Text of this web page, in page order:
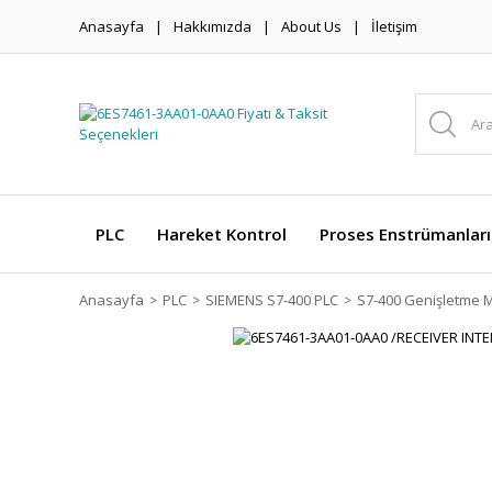
Anasayfa Hakkımızda About Us İletişim
PLC Hareket Kontrol Proses Enstrümanları
Anasayfa PLC SIEMENS S7-400 PLC S7-400 Genişletme